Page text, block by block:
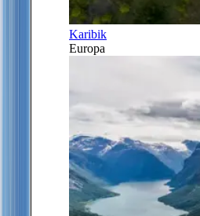
Karibik
Europa